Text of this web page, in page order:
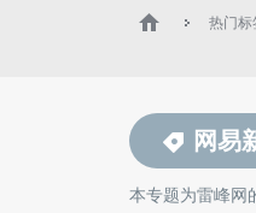
热门标
网易
本专题为雷峰网